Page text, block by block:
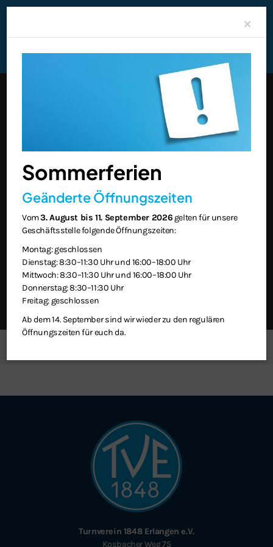
Turnverein 1848 Erlangen e.V.
Kosbacher Weg 75
×
Sommerferien
Geänderte Öffnungszeiten
Vom3. August bis 11. September 2026 gelten für unsere
Geschäftsstelle folgende Öffnungszeiten:
Montag: geschlossen
Dienstag: 8:30–11:30 Uhr und 16:00–18:00 Uhr
Mittwoch: 8:30–11:30 Uhr und 16:00–18:00 Uhr
Donnerstag: 8:30–11:30 Uhr
Freitag: geschlossen
Ab dem 14. September sind wir wieder zu den regulären
Öffnungszeiten für euch da.